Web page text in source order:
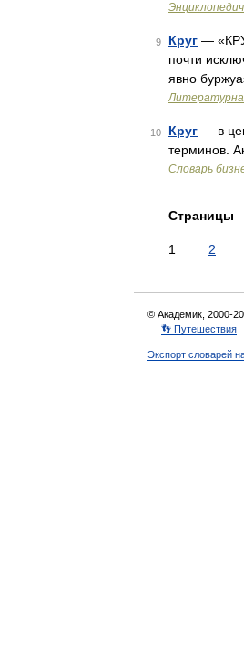
9 Круг —
почти
явно
10 Круг — в
терминов.
Словарь
Страницы
1 2
© Академик, 2000-
👣 Путешествия
Экспорт словарей